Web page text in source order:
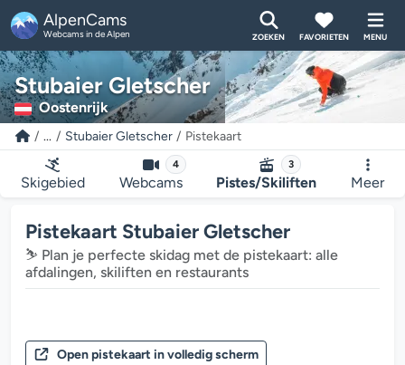
AlpenCams
Webcams in de Alpen ZOEKEN FAVORIETEN MENU
Stubaier Gletscher
Oostenrijk
... Stubaier Gletscher Pistekaart
Skigebied
4
Webcams
3
Pistes/Skiliften Meer
Pistekaart Stubaier Gletscher
⛷️ Plan je perfecte skidag met de pistekaart: alle
afdalingen, skiliften en restaurants
Open pistekaart in volledig scherm